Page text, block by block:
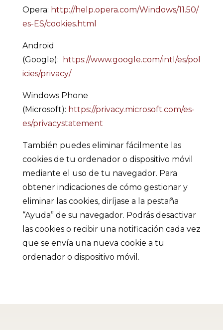
Opera: http://help.opera.com/Windows/11.50/
es-ES/cookies.html
Android
(Google):
https://www.google.com/intl/es/pol
icies/privacy/
Windows Phone
(Microsoft): https://privacy.microsoft.com/es-
es/privacystatement
También puedes eliminar fácilmente las
cookies de tu ordenador o dispositivo móvil
mediante el uso de tu navegador. Para
obtener indicaciones de cómo gestionar y
eliminar las cookies, diríjase a la pestaña
“Ayuda” de su navegador. Podrás desactivar
las cookies o recibir una notificación cada vez
que se envía una nueva cookie a tu
ordenador o dispositivo móvil.